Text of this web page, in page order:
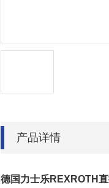
产品详情
德国力士乐REXROTH